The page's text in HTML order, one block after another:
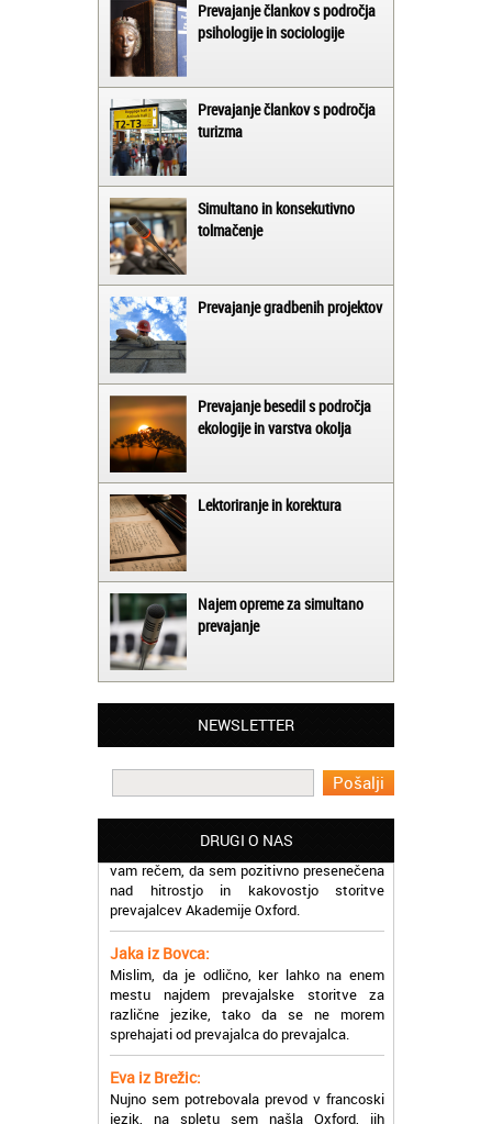
Prevajanje člankov s področja
psihologije in sociologije
Prevajanje člankov s področja
turizma
Simultano in konsekutivno
tolmačenje
Prevajanje gradbenih projektov
Prevajanje besedil s področja
ekologije in varstva okolja
Lektoriranje in korektura
Najem opreme za simultano
prevajanje
NEWSLETTER
DRUGI O NAS
Matjaž iz Ajdovščine:
Lahko pohvalim vse zaposlene v Akademiji
Martina iz Bleda:
Potrebovala sem prevajanje iz
madžarskega v slovenski jezik in lahko
vam rečem, da sem pozitivno presenečena
prevajalcev Akademije Oxford.
Jaka iz Bovca:
mestu najdem prevajalske storitve za
različne jezike, tako da se ne morem
sprehajati od prevajalca do prevajalca.
Eva iz Brežic:
jezik, na spletu sem našla Oxford, jih
poklicala in v roku nekaj ur sem po